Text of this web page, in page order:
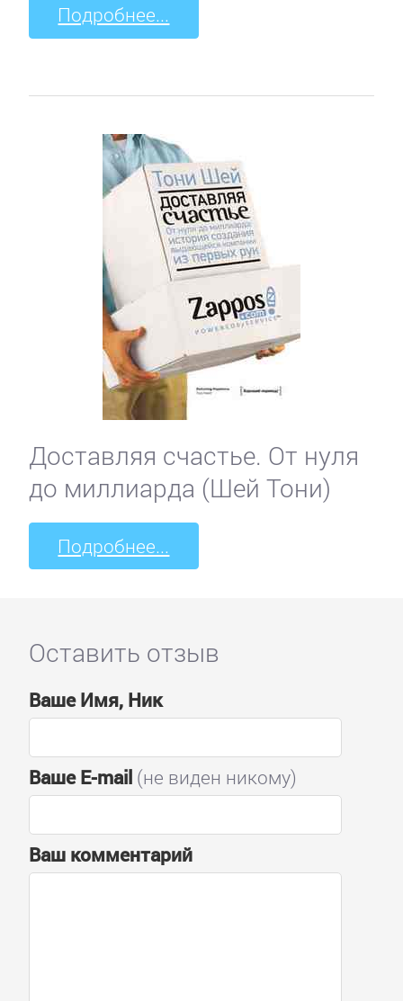
Подробнее...
Доставляя счастье. От нуля
до миллиарда (Шей Тони)
Подробнее...
Оставить отзыв
Ваше Имя, Ник
Ваше E-mail(не виден никому)
Ваш комментарий